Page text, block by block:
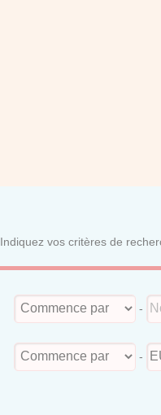
Indiquez vos critères de
-
-